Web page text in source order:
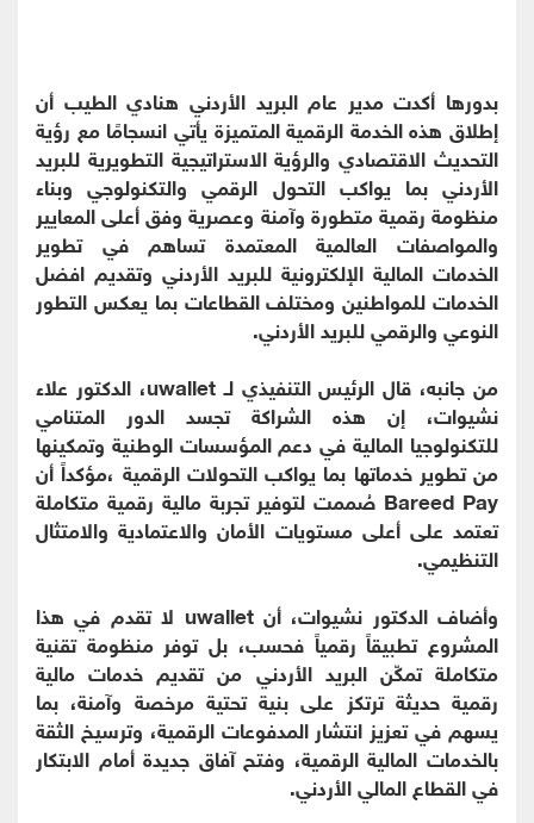
بدورها أكدت مدير عام البريد الأردني هنادي الطيب أن
إطلاق هذه الخدمة الرقمية المتميزة يأتي انسجامًا مع رؤية
التحديث الاقتصادي والرؤية الاستراتيجية التطويرية للبريد
الأردني بما يواكب التحول الرقمي والتكنولوجي وبناء
منظومة رقمية متطورة وآمنة وعصرية وفق أعلى المعايير
والمواصفات العالمية المعتمدة تساهم في تطوير
الخدمات المالية الإلكترونية للبريد الأردني وتقديم افضل
الخدمات للمواطنين ومختلف القطاعات بما يعكس التطور
النوعي والرقمي للبريد الأردني.
من جانبه، قال الرئيس التنفيذي لـ uwallet، الدكتور علاء
نشيوات، إن هذه الشراكة تجسد الدور المتنامي
للتكنولوجيا المالية في دعم المؤسسات الوطنية وتمكينها
من تطوير خدماتها بما يواكب التحولات الرقمية ،مؤكداً أن
Bareed Pay صُممت لتوفير تجربة مالية رقمية متكاملة
تعتمد على أعلى مستويات الأمان والاعتمادية والامتثال
التنظيمي.
وأضاف الدكتور نشيوات، أن uwallet لا تقدم في هذا
المشروع تطبيقاً رقمياً فحسب، بل توفر منظومة تقنية
متكاملة تمكّن البريد الأردني من تقديم خدمات مالية
رقمية حديثة ترتكز على بنية تحتية مرخصة وآمنة، بما
يسهم في تعزيز انتشار المدفوعات الرقمية، وترسيخ الثقة
بالخدمات المالية الرقمية، وفتح آفاق جديدة أمام الابتكار
في القطاع المالي الأردني.